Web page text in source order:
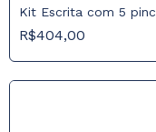
Kit Escrita com 5
R$404,00